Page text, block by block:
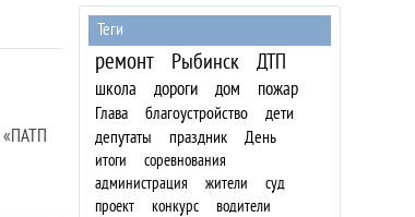
Теги
ремонт Рыбинск ДТП
школа дороги дом пожар
Глава благоустройство
дети
депутаты
праздник День
итоги
соревнования
администрация
жители
суд
проект
конкурс
водители
«ПАТП